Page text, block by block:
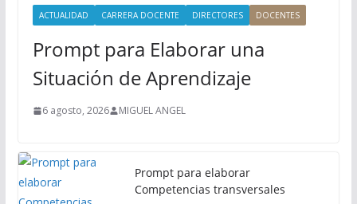
ACTUALIDAD CARRERA DOCENTE DIRECTORES DOCENTES
Prompt para Elaborar una
Situación de Aprendizaje
6 agosto, 2026 MIGUEL ANGEL
Prompt para elaborar
Competencias transversales